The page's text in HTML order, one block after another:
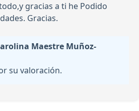
gracias a ti he Podido
Gracias.
Maestre Muñoz-
su valoración.